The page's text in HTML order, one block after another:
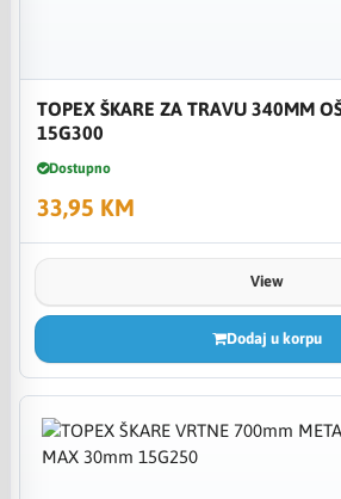
TOPEX ŠKARE ZA TRAVU 340MM
15G300
Dostupno
33,95 KM
View
Dodaj u korpu